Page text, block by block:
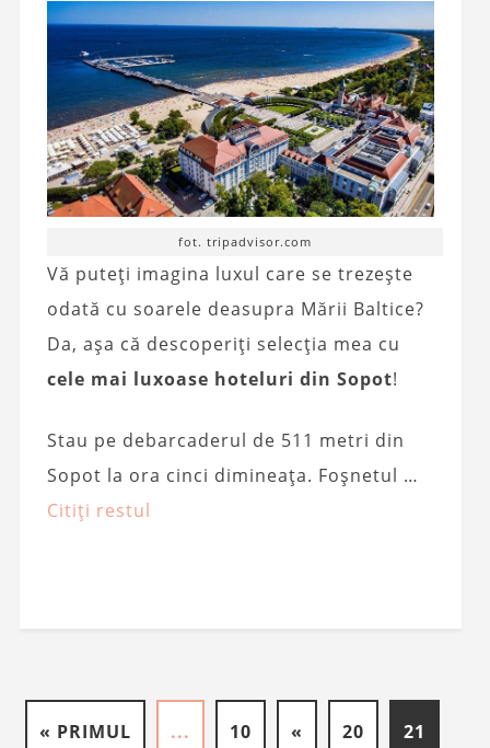
fot. tripadvisor.com
Vă puteți imagina luxul care se trezește
odată cu soarele deasupra Mării Baltice?
Da, așa că descoperiți selecția mea cu
cele mai luxoase hoteluri din Sopot!
Stau pe debarcaderul de 511 metri din
Sopot la ora cinci dimineața. Foșnetul …
Citiți restul
« PRIMUL ... 10 « 20 21